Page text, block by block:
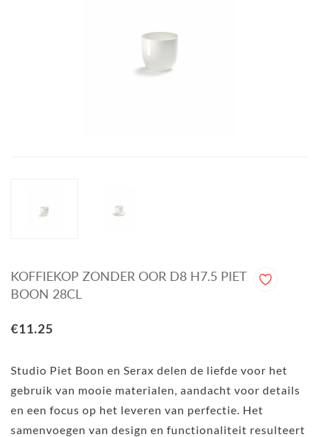
KOFFIEKOP ZONDER OOR D8 H7.5 PIET
BOON 28CL
€11.25
Studio Piet Boon en Serax delen de liefde voor het
gebruik van mooie materialen, aandacht voor details
en een focus op het leveren van perfectie. Het
samenvoegen van design en functionaliteit resulteert